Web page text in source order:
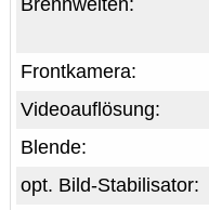
Frontkamera:
Videoauflösung:
Blende:
opt. Bild-Stabilisator: